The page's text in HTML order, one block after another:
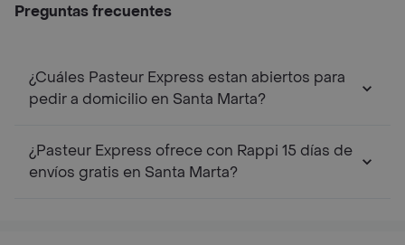
Preguntas frecuentes
¿Cuáles Pasteur Express estan abiertos para
pedir a domicilio en Santa Marta?
¿Pasteur Express ofrece con Rappi 15 días de
envíos gratis en Santa Marta?